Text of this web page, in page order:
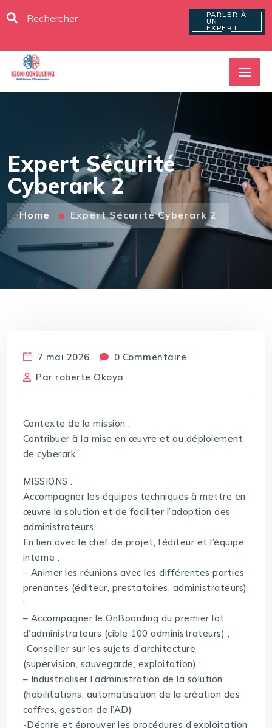
PARLER À
UN
EXPERT
Expert Sécurité
Cyberark 2
Home Expert Sécurité Cyberark 2
7 mai 2026
0 Commentaire
Par roberte Okoya
Contexte de la mission :
Contribuer à la mise en œuvre et au déploiement
de cyberark .
MISSIONS :
Accompagner les équipes techniques à mettre en
œuvre la solution et de faciliter l’adoption des
administrateurs.
En lien avec le chef de projet, l’éditeur et l’équipe
interne :
– Animer les réunions avec les différentes parties
prenantes (éditeur, prestataires, administrateurs)
;
– Accompagner le OnBoarding du premier lot
d’administrateurs (cible 100 administrateurs) ;
-Conseiller sur les sujets d’architecture
(supervision, sauvegarde, exploitation) ;
– Industrialiser l’administration de la solution
(habilitations, automatisation de la création des
coffres, gestion de l’AD)
-Décrire et éprouver les procédures d’exploitation